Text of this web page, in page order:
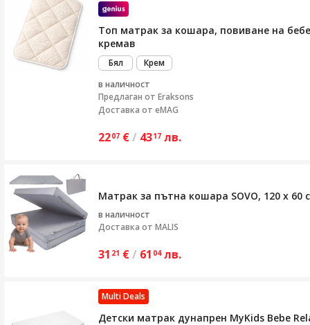
Топ матрак за кошара, повиване на
кремав
Бял
Крем
в наличност
Предлаган от Eraksons
Доставка от eMAG
2207 €/ 4317 лв.
Матрак за пътна кошара SOVO, 120 x 60
в наличност
Доставка от MALIS
31 21 €/ 61 04 лв.
Multi Deals
Детски матрак дунапрен MyKids Bebe